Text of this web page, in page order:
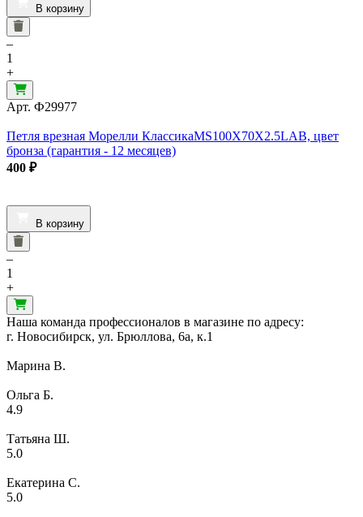
В корзину
–
1
+
Арт. Ф29977
Петля врезная Морелли КлассикаMS100X70X2.5LAB, цвет
бронза (гарантия - 12 месяцев)
400 ₽
В корзину
–
1
+
Наша команда профессионалов в магазине по адресу:
г. Новосибирск, ул. Брюллова, 6а, к.1
Марина В.
Ольга Б.
4.9
Татьяна Ш.
5.0
Екатерина С.
5.0